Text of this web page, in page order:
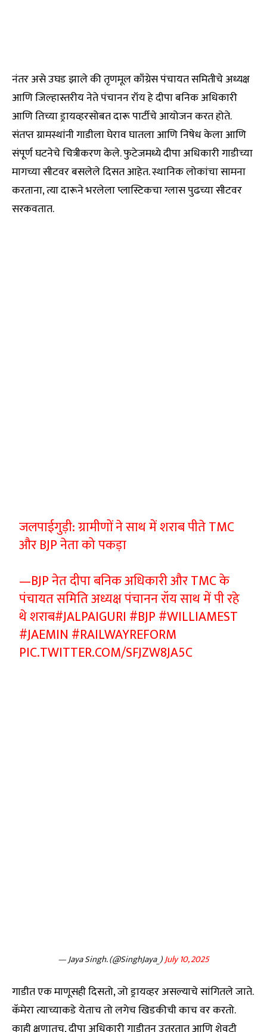
नंतर असे उघड झाले की तृणमूल काँग्रेस पंचायत समितीचे अध्यक्ष
आणि जिल्हास्तरीय नेते पंचानन रॉय हे दीपा बनिक अधिकारी
आणि तिच्या ड्रायव्हरसोबत दारू पार्टीचे आयोजन करत होते.
संतप्त ग्रामस्थांनी गाडीला घेराव घातला आणि निषेध केला आणि
संपूर्ण घटनेचे चित्रीकरण केले. फुटेजमध्ये दीपा अधिकारी गाडीच्या
मागच्या सीटवर बसलेले दिसत आहेत. स्थानिक लोकांचा सामना
करताना, त्या दारूने भरलेला प्लास्टिकचा ग्लास पुढच्या सीटवर
सरकवतात.
जलपाईगुड़ी: ग्रामीणों ने साथ में शराब पीते TMC
और BJP नेता को पकड़ा
—BJP नेत दीपा बनिक अधिकारी और TMC के
पंचायत समिति अध्यक्ष पंचानन रॉय साथ में पी रहे
थे शराब#JALPAIGURI #BJP#WILLIAMEST
#JAEMIN #RAILWAYREFORM
PIC.TWITTER.COM/SFJZW8JA5C
— Jaya Singh. (@SinghJaya_)July 10, 2025
गाडीत एक माणूसही दिसतो, जो ड्रायव्हर असल्याचे सांगितले जाते.
कॅमेरा त्याच्याकडे येताच तो लगेच खिडकीची काच वर करतो.